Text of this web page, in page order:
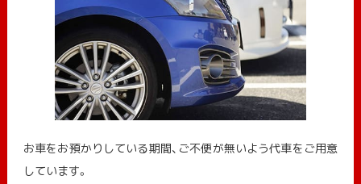
お車をお預かりしている期間、ご不便が無いよう代車をご用意
しています。